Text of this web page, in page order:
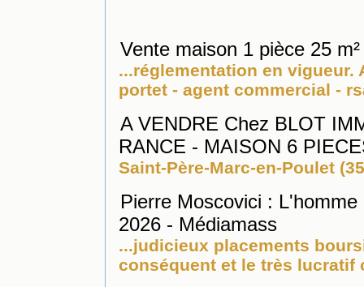
Vente maison 1 pièce 25
...réglementation en vigueur.
portet - agent commercial -
A VENDRE Chez BLOT
RANCE - MAISON 6
Saint-Père-Marc-en-Poulet
Pierre Moscovici :
2026 - Médiamass
...judicieux placements
conséquent et le très lucratif